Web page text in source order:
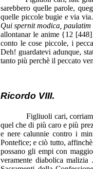
sarebbero quelle parole,
quelle piccole bugie e via
Qui spernit modica, paulatim
allontanar le anime {12
conto le cose piccole, i
Deh! guardatevi adunque,
tanto più perchè il peccato
Ricordo VIII.
Figliuoli cari, corriamo
quel che di più caro e più
e nere calunnie contro i
Pontefice; e ciò tutto,
possano gli empi con
veramente diabolica malizia